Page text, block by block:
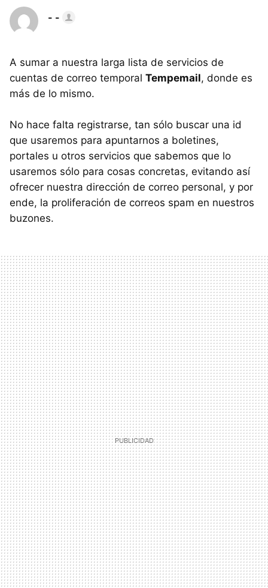
- -
A sumar a nuestra larga lista de servicios de
cuentas de correo temporal Tempemail, donde es
más de lo mismo.
No hace falta registrarse, tan sólo buscar una id
que usaremos para apuntarnos a boletines,
portales u otros servicios que sabemos que lo
usaremos sólo para cosas concretas, evitando así
ofrecer nuestra dirección de correo personal, y por
ende, la proliferación de correos spam en nuestros
buzones.